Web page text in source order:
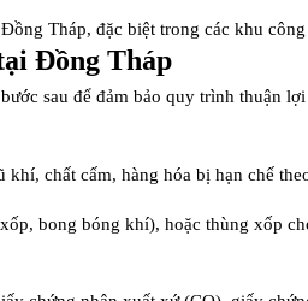
Tháp, đặc biệt trong các khu
Đồng Tháp
sau để đảm bảo quy trình thuận
chất cấm, hàng hóa bị hạn chế
bong bóng khí), hoặc thùng xốp